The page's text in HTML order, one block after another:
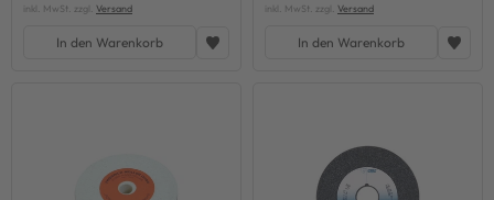
inkl. MwSt. zzgl. Versand
In den Warenkorb
inkl. MwSt. zzgl. Versand
In den Warenkorb